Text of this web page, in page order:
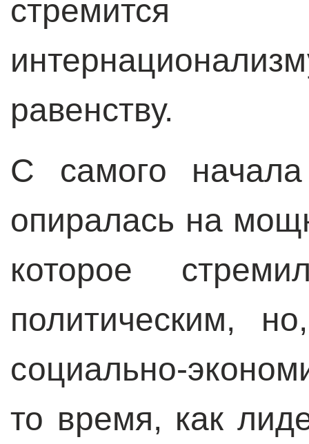
стремится
равенству.
С самого
опиралась на
которое
политическим,
социально-
то время, как